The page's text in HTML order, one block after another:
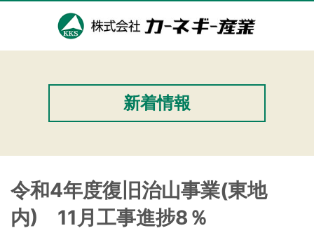
新着情報
令和4年度復旧治山事業(東地
内) 11月工事進捗8％